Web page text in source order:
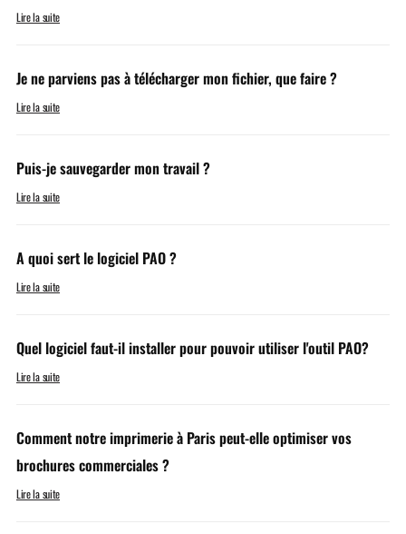
Lire la suite
Je ne parviens pas à télécharger mon fichier, que faire ?
Lire la suite
Puis-je sauvegarder mon travail ?
Lire la suite
A quoi sert le logiciel PAO ?
Lire la suite
Quel logiciel faut-il installer pour pouvoir utiliser l'outil PAO?
Lire la suite
Comment notre imprimerie à Paris peut-elle optimiser vos
brochures commerciales ?
Lire la suite